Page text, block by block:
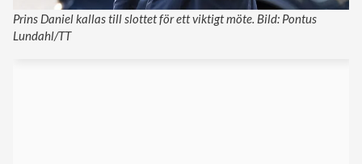
Prins Daniel kallas till slottet för ett viktigt möte. Bild: Pontus
Lundahl/TT